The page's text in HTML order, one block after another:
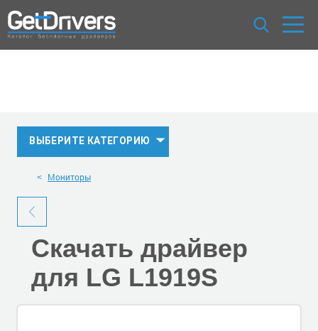
ВЫБЕРИТЕ КАТЕГОРИЮ
Мониторы
Скачать драйвер
для LG L1919S